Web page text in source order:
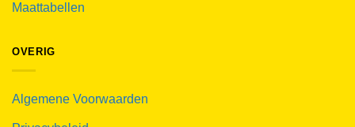
Maattabellen
OVERIG
Algemene Voorwaarden